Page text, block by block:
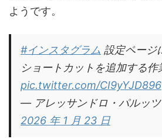
ようです。
#インスタグラム 設定ページ
ショートカットを追加する作
pic.twitter.com/CI9yYJD896
— アレッサンドロ・パルッ
2026 年 1 月 23 日